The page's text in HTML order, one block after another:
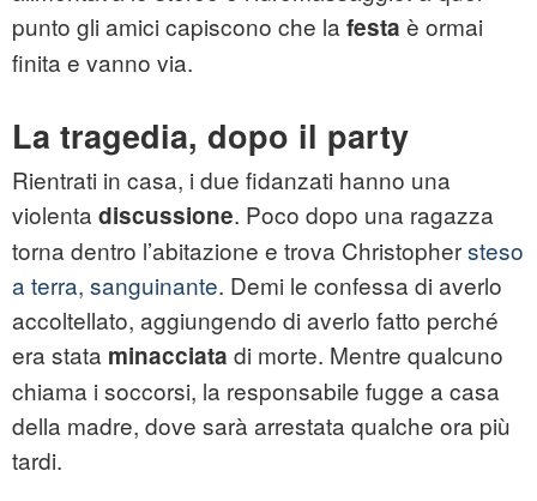
punto gli amici capiscono che la festa è ormai
finita e vanno via.
La tragedia, dopo il party
Rientrati in casa, i due fidanzati hanno una
violenta discussione. Poco dopo una ragazza
torna dentro l’abitazione e trova Christophersteso
a terra, sanguinante. Demi le confessa di averlo
accoltellato, aggiungendo di averlo fatto perché
era stata minacciata di morte. Mentre qualcuno
chiama i soccorsi, la responsabile fugge a casa
della madre, dove sarà arrestata qualche ora più
tardi.